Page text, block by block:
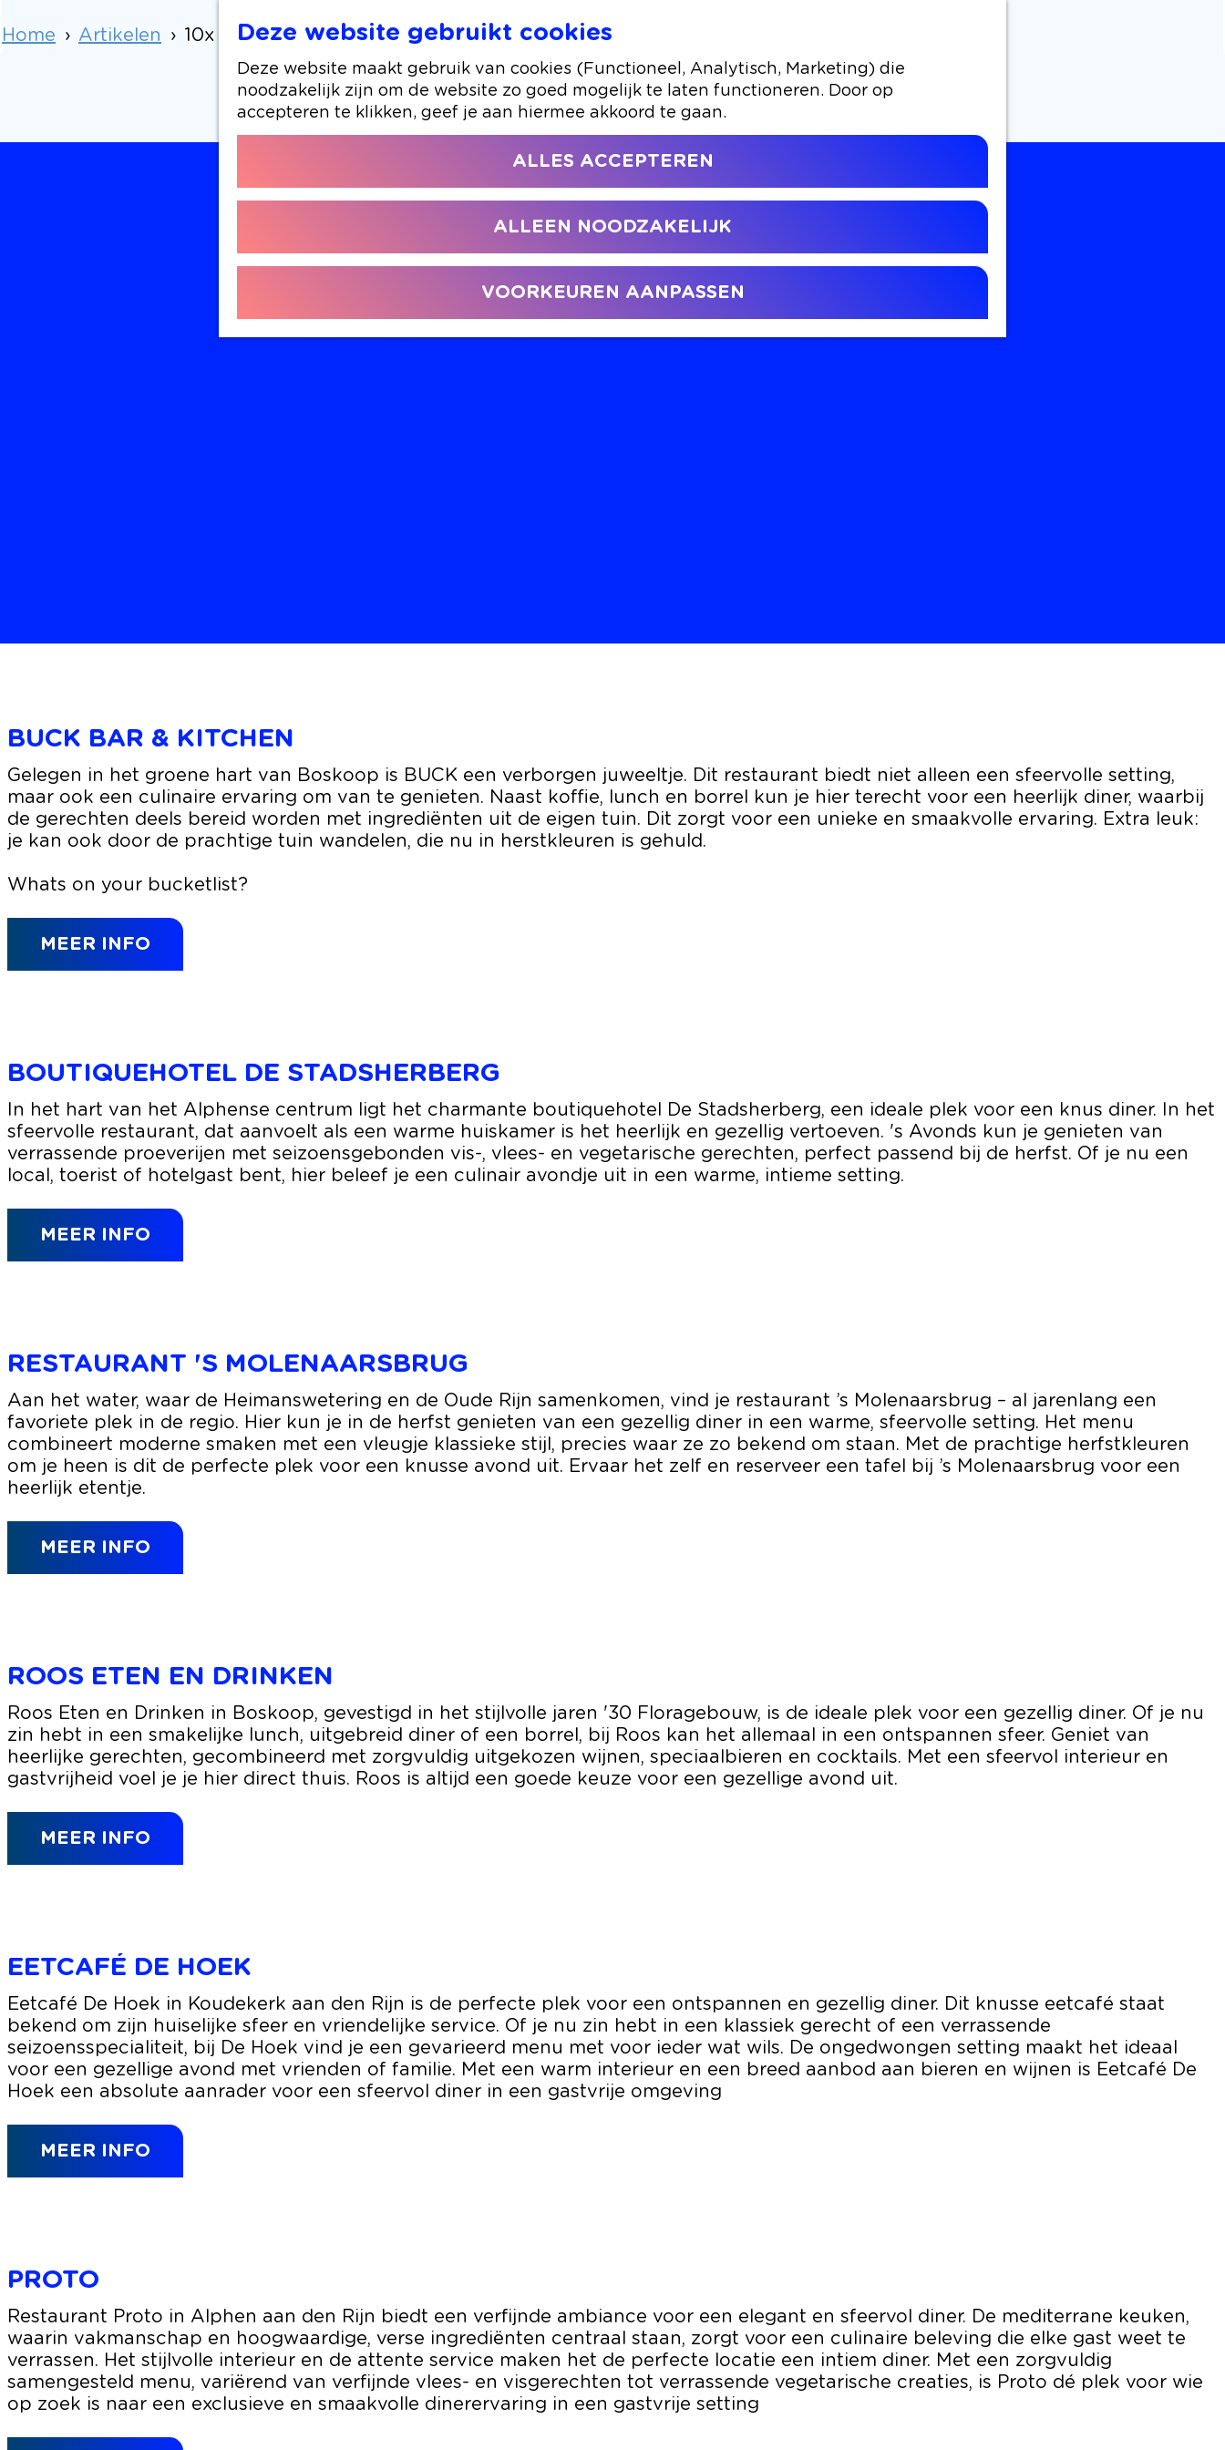
Deze website gebruikt cookies
Deze website maakt gebruik van cookies (Functioneel, Analytisch, Marketing) die
noodzakelijk zijn om de website zo goed mogelijk te laten functioneren. Door op
accepteren te klikken, geef je aan hiermee akkoord te gaan.
ALLES ACCEPTEREN
ALLEEN NOODZAKELIJK
VOORKEUREN AANPASSEN
Home Artikelen 10x de gezelligste restaurants om te dineren
13 oktober 2025 | |
DINEREN
Ontdek deze herfst de beste plekken voor een
sfeervol diner in Alphen aan den Rijn! Of je nu
zin hebt in een intieme avond met z’n tweeën
of een gezellige maaltijd met vrienden, Alphen
BUCK BAR & KITCHEN
B
U
C
K
a
i
e
n
Gelegen in het groene hart van Boskoop is BUCK een verborgen juweeltje. Dit restaurant biedt niet alleen een sfeervolle setting,
maar ook een culinaire ervaring om van te genieten. Naast koffie, lunch en borrel kun je hier terecht voor een heerlijk diner, waarbij
de gerechten deels bereid worden met ingrediënten uit de eigen tuin. Dit zorgt voor een unieke en smaakvolle ervaring. Extra leuk:
je kan ook door de prachtige tuin wandelen, die nu in herstkleuren is gehuld.
Whats on your bucketlist?
MEER INFO
BOUTIQUEHOTEL DE STADSHERBERG
B
o
u
t
e
e
l
d
e
S
t
a
s
g
In het hart van het Alphense centrum ligt het charmante boutiquehotel De Stadsherberg, een ideale plek voor een knus diner. In het
sfeervolle restaurant, dat aanvoelt als een warme huiskamer is het heerlijk en gezellig vertoeven. 's Avonds kun je genieten van
verrassende proeverijen met seizoensgebonden vis-, vlees- en vegetarische gerechten, perfect passend bij de herfst. Of je nu een
local, toerist of hotelgast bent, hier beleef je een culinair avondje uit in een warme, intieme setting.
MEER INFO
RESTAURANT 'S MOLENAARSBRUG
R
e
s
t
a
n
M
o
l
e
n
a
r
Aan het water, waar de Heimanswetering en de Oude Rijn samenkomen, vind je restaurant ’s Molenaarsbrug – al jarenlang een
favoriete plek in de regio. Hier kun je in de herfst genieten van een gezellig diner in een warme, sfeervolle setting. Het menu
combineert moderne smaken met een vleugje klassieke stijl, precies waar ze zo bekend om staan. Met de prachtige herfstkleuren
om je heen is dit de perfecte plek voor een knusse avond uit. Ervaar het zelf en reserveer een tafel bij ’s Molenaarsbrug voor een
heerlijk etentje.
MEER INFO
ROOS ETEN EN DRINKEN
R
o
o
s
n
r
i
n
k
e
n
Roos Eten en Drinken in Boskoop, gevestigd in het stijlvolle jaren '30 Floragebouw, is de ideale plek voor een gezellig diner. Of je nu
zin hebt in een smakelijke lunch, uitgebreid diner of een borrel, bij Roos kan het allemaal in een ontspannen sfeer. Geniet van
heerlijke gerechten, gecombineerd met zorgvuldig uitgekozen wijnen, speciaalbieren en cocktails. Met een sfeervol interieur en
gastvrijheid voel je je hier direct thuis. Roos is altijd een goede keuze voor een gezellige avond uit.
MEER INFO
EETCAFÉ DE HOEK
E
e
t
c
a
e
k
Eetcafé De Hoek in Koudekerk aan den Rijn is de perfecte plek voor een ontspannen en gezellig diner. Dit knusse eetcafé staat
bekend om zijn huiselijke sfeer en vriendelijke service. Of je nu zin hebt in een klassiek gerecht of een verrassende
seizoensspecialiteit, bij De Hoek vind je een gevarieerd menu met voor ieder wat wils. De ongedwongen setting maakt het ideaal
voor een gezellige avond met vrienden of familie. Met een warm interieur en een breed aanbod aan bieren en wijnen is Eetcafé De
Hoek een absolute aanrader voor een sfeervol diner in een gastvrije omgeving
MEER INFO
PROTO
P
r
o
t
o
Restaurant Proto in Alphen aan den Rijn biedt een verfijnde ambiance voor een elegant en sfeervol diner. De mediterrane keuken,
waarin vakmanschap en hoogwaardige, verse ingrediënten centraal staan, zorgt voor een culinaire beleving die elke gast weet te
verrassen. Het stijlvolle interieur en de attente service maken het de perfecte locatie een intiem diner. Met een zorgvuldig
samengesteld menu, variërend van verfijnde vlees- en visgerechten tot verrassende vegetarische creaties, is Proto dé plek voor wie
op zoek is naar een exclusieve en smaakvolle dinerervaring in een gastvrije setting